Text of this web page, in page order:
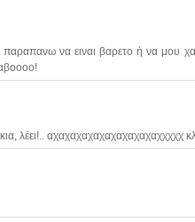
να ειναι βαρετο ή να μου
λέει!.. αχαχαχαχαχαχαχαχαχαχχχχχ